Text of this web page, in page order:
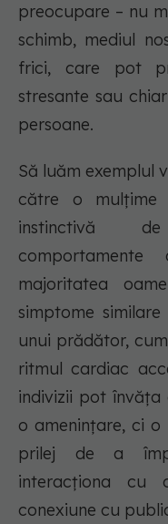
preocupare – nu
schimb, mediul
frici, care pot
stresante sau
persoane.
Să luăm exemplul
către o mulțime
instinctivă
majoritatea
simptome
unui prădător,
ritmul cardiac
indivizii pot
o amenințare, ci
prilej de a
interacționa
conexiune cu